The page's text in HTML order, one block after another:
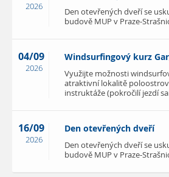
2026
Den otevřených dveří se
budově MUP v Praze-
04/09
2026
Windsurfingový kurz
Využijte možnosti
atraktivní lokalitě
instruktáže (pokročilí jezdí
16/09
2026
Den otevřených dveří
Den otevřených dveří se
budově MUP v Praze-